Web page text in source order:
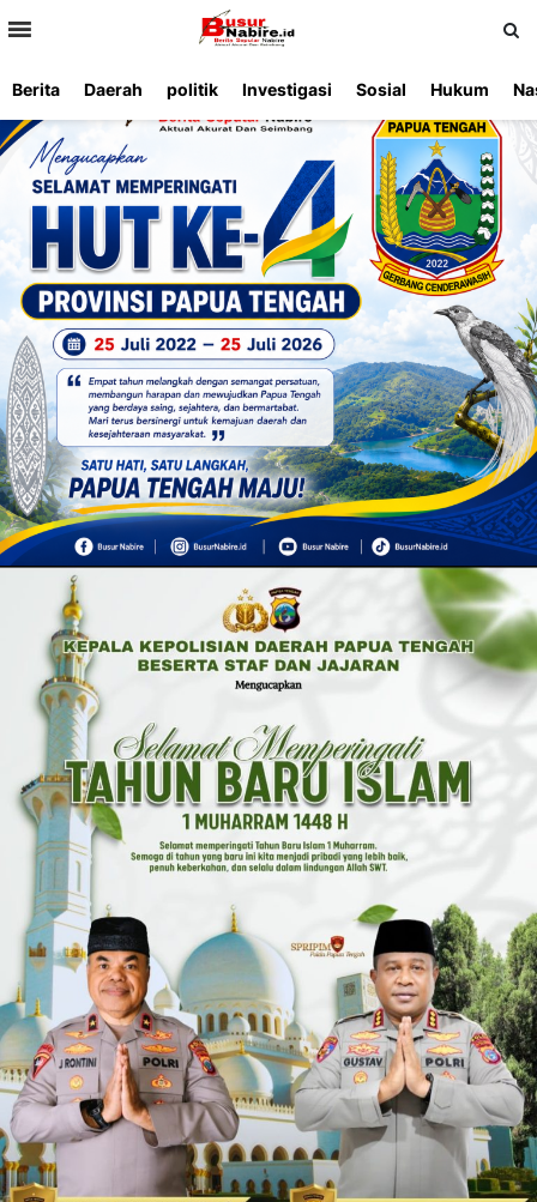
Layanan
Kami
Berita Daerah politik Investigasi Sosial Hukum